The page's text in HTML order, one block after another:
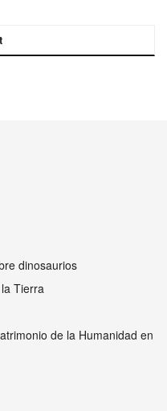
dinosaurios
Tierra
de la Humanidad en